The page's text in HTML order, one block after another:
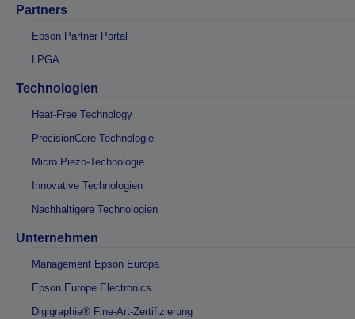
Partners
Epson Partner Portal
LPGA
Technologien
Heat-Free Technology
PrecisionCore-Technologie
Micro Piezo-Technologie
Innovative Technologien
Nachhaltigere Technologien
Unternehmen
Management Epson Europa
Epson Europe Electronics
Digigraphie® Fine-Art-Zertifizierung